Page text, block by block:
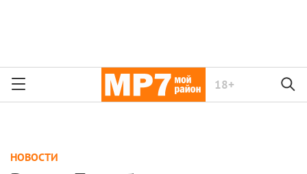
18+
НОВОСТИ